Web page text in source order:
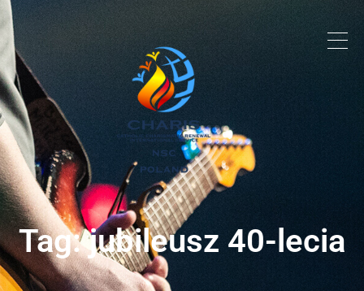
Tag: jubileusz 40-lecia